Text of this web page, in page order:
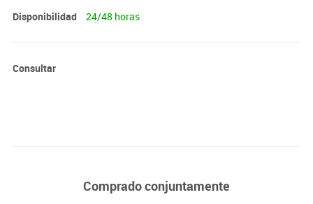
Disponibilidad
24/48 horas
Consultar
Comprado conjuntamente